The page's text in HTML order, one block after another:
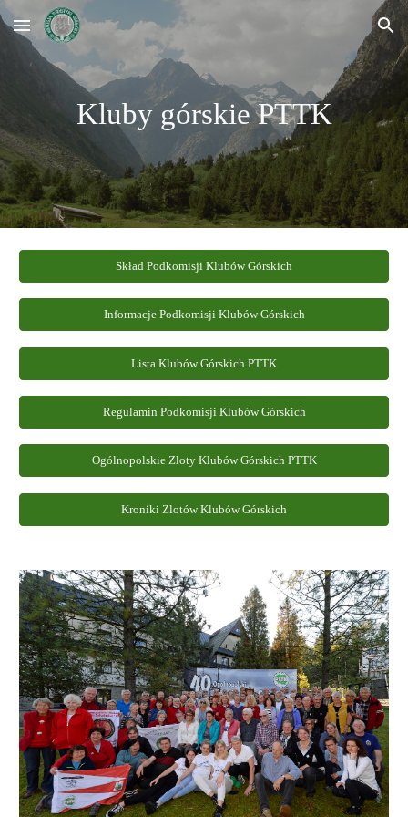
Skip to main content Skip to navigation
Kluby górskie PTTK
Skład Podkomisji Klubów Górskich
Informacje Podkomisji Klubów Górskich
Lista Klubów Górskich PTTK
Regulamin Podkomisji Klubów Górskich
Ogólnopolskie Zloty Klubów Górskich PTTK
Kroniki Zlotów Klubów Górskich